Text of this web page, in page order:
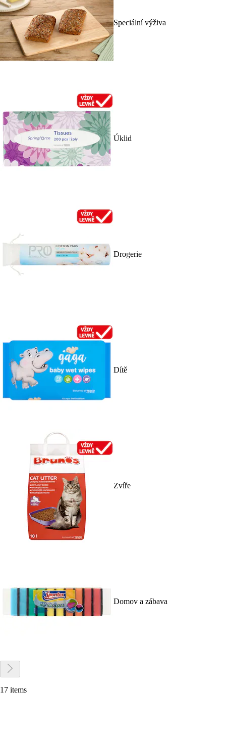
Speciální výživa
Úklid
Drogerie
Dítě
Zvíře
Domov a zábava
17 items